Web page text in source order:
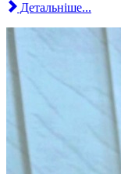
Детальніше...